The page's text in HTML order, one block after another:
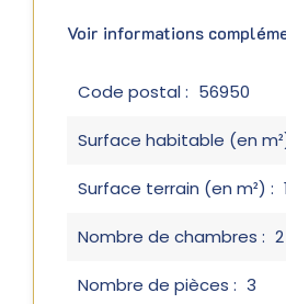
Voir informations
Code postal : 56950
Surface habitable (en
Surface terrain (en m²) :
Nombre de chambres : 2
Nombre de pièces : 3